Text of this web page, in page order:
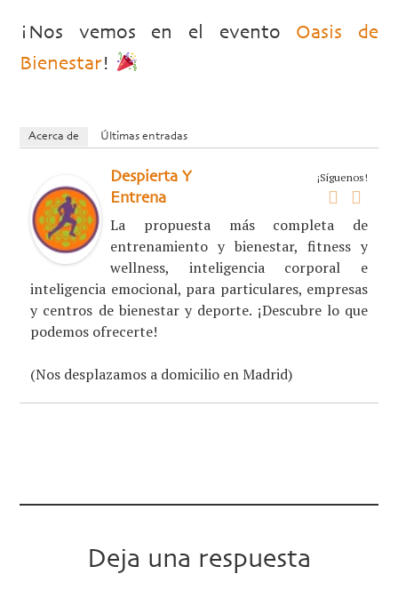
¡Nos vemos en el evento Oasis de
Bienestar!
Acerca de Últimas entradas
¡Síguenos!
Despierta Y
Entrena
La propuesta más completa de
entrenamiento y bienestar, fitness y
wellness, inteligencia corporal e
inteligencia emocional, para particulares, empresas
y centros de bienestar y deporte. ¡Descubre lo que
podemos ofrecerte!
(Nos desplazamos a domicilio en Madrid)
Deja una respuesta